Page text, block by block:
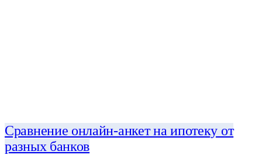
Сравнение онлайн-анкет на ипотеку от
разных банков